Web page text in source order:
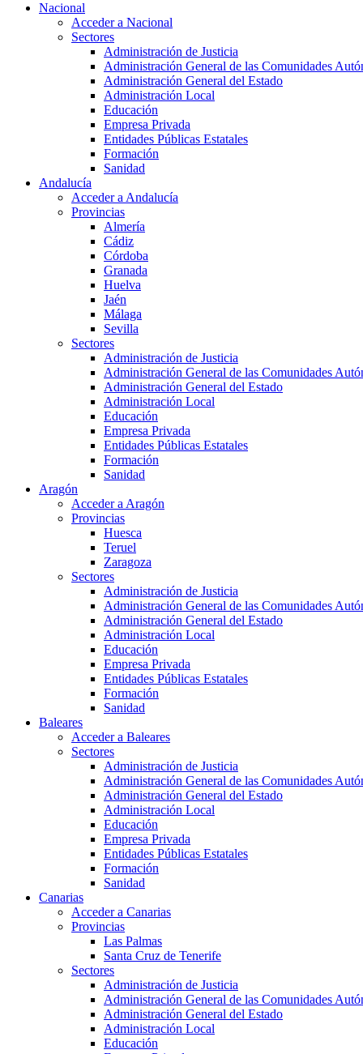
Nacional
Acceder a Nacional
Sectores
Administración de Justicia
Administración General de las Comunidades
Administración General del Estado
Administración Local
Educación
Empresa Privada
Entidades Públicas Estatales
Formación
Sanidad
Andalucía
Acceder a Andalucía
Provincias
Almería
Cádiz
Córdoba
Granada
Huelva
Jaén
Málaga
Sevilla
Sectores
Administración de Justicia
Administración General de las Comunidades
Administración General del Estado
Administración Local
Educación
Empresa Privada
Entidades Públicas Estatales
Formación
Sanidad
Aragón
Acceder a Aragón
Provincias
Huesca
Teruel
Zaragoza
Sectores
Administración de Justicia
Administración General de las Comunidades
Administración General del Estado
Administración Local
Educación
Empresa Privada
Entidades Públicas Estatales
Formación
Sanidad
Baleares
Acceder a Baleares
Sectores
Administración de Justicia
Administración General de las Comunidades
Administración General del Estado
Administración Local
Educación
Empresa Privada
Entidades Públicas Estatales
Formación
Sanidad
Canarias
Acceder a Canarias
Provincias
Las Palmas
Santa Cruz de Tenerife
Sectores
Administración de Justicia
Administración General de las Comunidades
Administración General del Estado
Administración Local
Educación